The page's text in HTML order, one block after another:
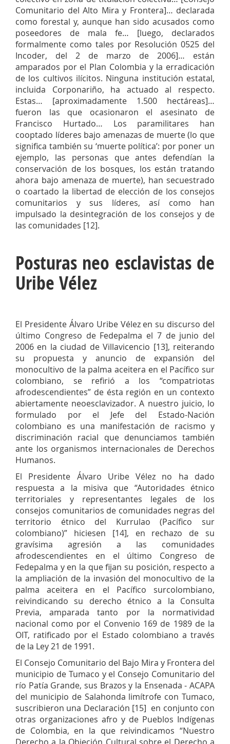
Comunitario del Alto Mira y Frontera]… declarada
como forestal y, aunque han sido acusados como
poseedores de mala fe… [luego, declarados
formalmente como tales por Resolución 0525 del
Incoder, del 2 de marzo de 2006]… están
amparados por el Plan Colombia y la erradicación
de los cultivos ilícitos. Ninguna institución estatal,
incluida Corponariño, ha actuado al respecto.
Estas… [aproximadamente 1.500 hectáreas]…
fueron las que ocasionaron el asesinato de
Francisco Hurtado… Los paramilitares han
cooptado líderes bajo amenazas de muerte (lo que
significa también su ‘muerte política’: por poner un
ejemplo, las personas que antes defendían la
conservación de los bosques, los están tratando
ahora bajo amenaza de muerte), han secuestrado
o coartado la libertad de elección de los consejos
comunitarios y sus líderes, así como han
impulsado la desintegración de los consejos y de
las comunidades [12].
Posturas neo esclavistas de
Uribe Vélez
El Presidente Álvaro Uribe Vélez en su discurso del
último Congreso de Fedepalma el 7 de junio del
2006 en la ciudad de Villavicencio [13], reiterando
su propuesta y anuncio de expansión del
monocultivo de la palma aceitera en el Pacífico sur
colombiano, se refirió a los “compatriotas
afrodescendientes” de ésta región en un contexto
abiertamente neoesclavizador. A nuestro juicio, lo
formulado por el Jefe del Estado-Nación
colombiano es una manifestación de racismo y
discriminación racial que denunciamos también
ante los organismos internacionales de Derechos
Humanos.
El Presidente Álvaro Uribe Vélez no ha dado
respuesta a la misiva que “Autoridades étnico
territoriales y representantes legales de los
consejos comunitarios de comunidades negras del
territorio étnico del Kurrulao (Pacífico sur
colombiano)” hiciesen [14], en rechazo de su
gravísima agresión a las comunidades
afrodescendientes en el último Congreso de
Fedepalma y en la que fijan su posición, respecto a
la ampliación de la invasión del monocultivo de la
palma aceitera en el Pacífico surcolombiano,
reivindicando su derecho étnico a la Consulta
Previa, amparada tanto por la normatividad
nacional como por el Convenio 169 de 1989 de la
OIT, ratificado por el Estado colombiano a través
de la Ley 21 de 1991.
El Consejo Comunitario del Bajo Mira y Frontera del
municipio de Tumaco y el Consejo Comunitario del
río Patía Grande, sus Brazos y la Ensenada - ACAPA
del municipio de Salahonda limítrofe con Tumaco,
suscribieron una Declaración [15] en conjunto con
otras organizaciones afro y de Pueblos Indígenas
de Colombia, en la que reivindicamos “Nuestro